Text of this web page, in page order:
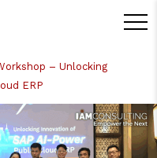
– Unlocking
ERP
ง:
Business